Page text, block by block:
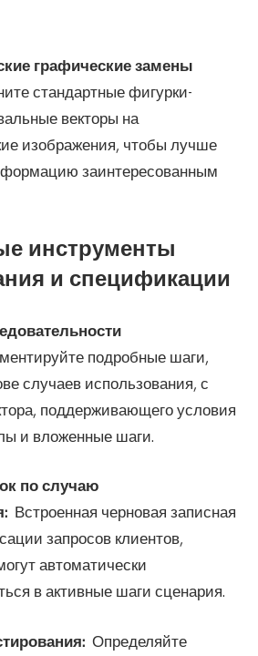
графические замены
стандартные фигурки-
векторы на
изображения, чтобы лучше
заинтересованным
инструменты
и спецификации
подробные шаги,
случаев использования, с
поддерживающего условия
и вложенные шаги.
по случаю
Встроенная черновая записная
запросов клиентов,
автоматически
в активные шаги сценария.
Определяйте